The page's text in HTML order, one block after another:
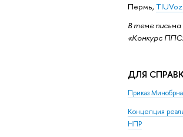
Пермь,
В теме
«Конкурс
ДЛЯ
Приказ
Концепция
НПР